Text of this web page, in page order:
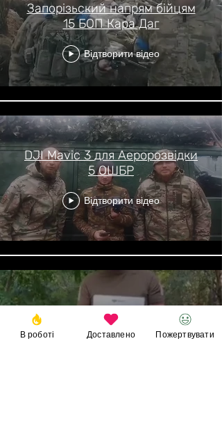
Запорізьский напрям бійцям
15 БОП Кара Даг
Відтворити відео
DJI Mavic 3 для Аеророзвідки
5 ОШБР
Відтворити відео
Мавік 3 для НГУ Буревій
В роботі Доставлено Пожертвувати